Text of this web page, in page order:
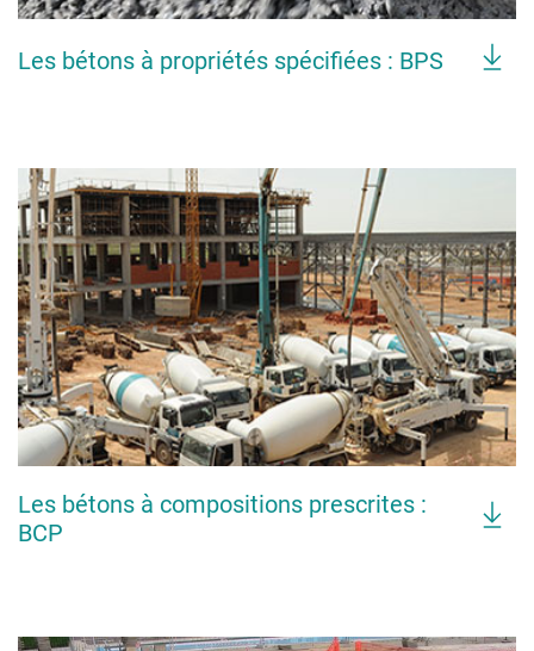
Les bétons à propriétés spécifiées : BPS
Les bétons à compositions prescrites :
BCP